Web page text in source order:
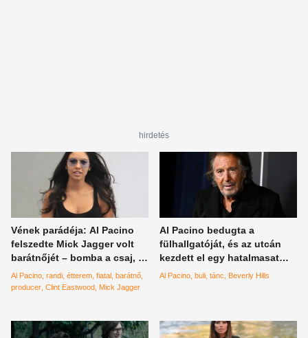
hirdetés
Vének parádéja: Al Pacino
felszedte Mick Jagger volt
barátnőjét – bomba a csaj, az
biztos!
Al Pacino randi étterem fiatal barátnő
producer Clint Eastwood Mick Jagger
Al Pacino bedugta a
fülhallgatóját, és az utcán
kezdett el egy hatalmasat
bulizni – videó
Al Pacino buli tánc Beverly Hills